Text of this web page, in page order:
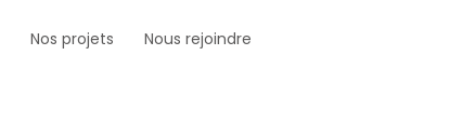
Nos projets Nous rejoindre